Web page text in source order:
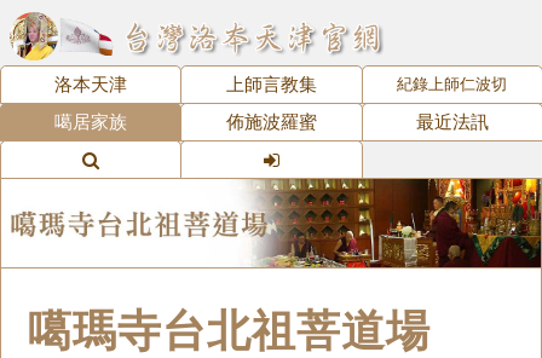
洛本天津 上師言教集 紀錄上師仁波切
噶居家族 佈施波羅蜜 最近法訊
噶瑪寺台北祖菩道場